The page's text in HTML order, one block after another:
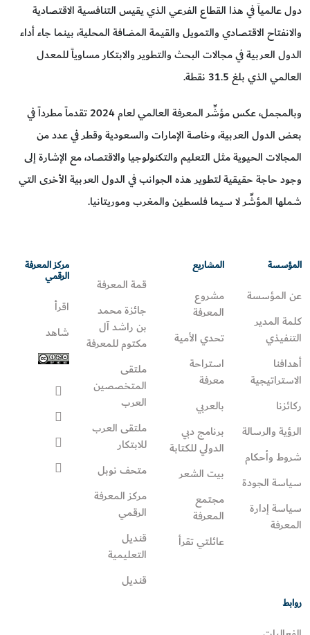
دول عالمياً في هذا القطاع الفرعي الذي يقيس التنافسية الاقتصادية
والانفتاح الاقتصادي والتمويل والقيمة المضافة المحلية، بينما جاء أداء
الدول العربية في مجالات البحث والتطوير والابتكار مساوياً للمعدل
العالمي الذي بلغ 31.5 نقطة.
وبالمجمل، عكس مؤشِّر المعرفة العالمي لعام 2024 تقدماً مطرداً في
بعض الدول العربية، وخاصة الإمارات والسعودية وقطر في عدد من
المجالات الحيوية مثل التعليم والتكنولوجيا والاقتصاد، مع الإشارة إلى
وجود حاجة حقيقية لتطوير هذه الجوانب في الدول العربية الأخرى التي
شملها المؤشِّر لا سيما فلسطين والمغرب وموريتانيا.
المؤسسة
عن المؤسسة
كلمة المدير
التنفيذي
أهدافنا
الاستراتيجية
ركائزنا
الرؤية والرسالة
شروط وأحكام
سياسة الجودة
سياسة إدارة
المعرفة
المشاريع
مشروع
المعرفة
تحدي الأمية
استراحة
معرفة
بالعربي
برنامج دبي
الدولي للكتابة
بيت الشعر
مجتمع
المعرفة
عائلتي تقرأ‎
قمة المعرفة
جائزة محمد
بن راشد آل
مكتوم للمعرفة
ملتقى
المتخصصين
العرب
ملتقى العرب
للابتكار
متحف نوبل
مركز المعرفة
الرقمي
قنديل
التعليمية
قنديل
مركز المعرفة
الرقمي
اقرأ
شاهد
روابط